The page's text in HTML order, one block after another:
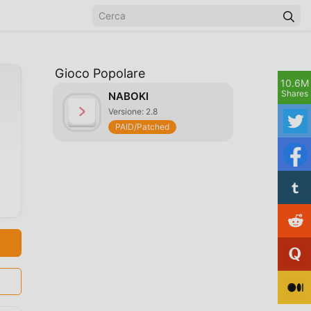
Gioco Popolare
NABOKI
Versione: 2.8
PAID/Patched
10.6M
Shares